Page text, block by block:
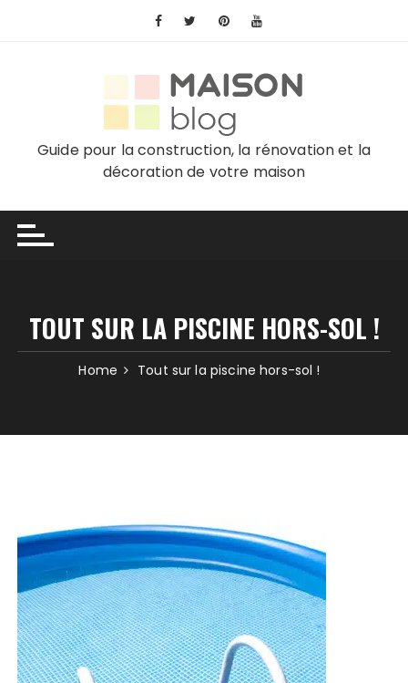
Guide pour la construction, la rénovation et la
décoration de votre maison
TOUT SUR LA PISCINE HORS-SOL !
Home Tout sur la piscine hors-sol !